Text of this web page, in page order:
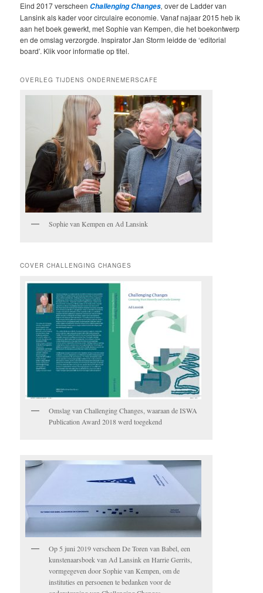
Eind 2017 verscheen Challenging Changes, over de Ladder van
Lansink als kader voor circulaire economie. Vanaf najaar 2015 heb ik
aan het boek gewerkt, met Sophie van Kempen, die het boekontwerp
en de omslag verzorgde. Inspirator Jan Storm leidde de ‘editorial
board’. Klik voor informatie op titel.
OVERLEG TIJDENS ONDERNEMERSCAFE
Sophie van Kempen en Ad Lansink
COVER CHALLENGING CHANGES
Omslag van Challenging Changes, waaraan de ISWA
Publication Award 2018 werd toegekend
Op 5 juni 2019 verscheen De Toren van Babel, een
kunstenaarsboek van Ad Lansink en Harrie Gerrits,
vormgegeven door Sophie van Kempen, om de
instituties en persoenen te bedanken voor de